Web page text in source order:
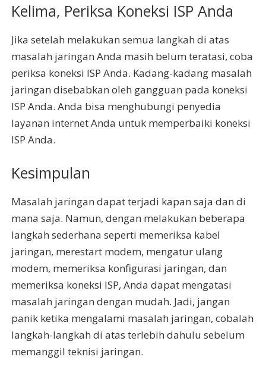
Kelima, Periksa Koneksi ISP Anda
Jika setelah melakukan semua langkah di atas
masalah jaringan Anda masih belum teratasi, coba
periksa koneksi ISP Anda. Kadang-kadang masalah
jaringan disebabkan oleh gangguan pada koneksi
ISP Anda. Anda bisa menghubungi penyedia
layanan internet Anda untuk memperbaiki koneksi
ISP Anda.
Kesimpulan
Masalah jaringan dapat terjadi kapan saja dan di
mana saja. Namun, dengan melakukan beberapa
langkah sederhana seperti memeriksa kabel
jaringan, merestart modem, mengatur ulang
modem, memeriksa konfigurasi jaringan, dan
memeriksa koneksi ISP, Anda dapat mengatasi
masalah jaringan dengan mudah. Jadi, jangan
panik ketika mengalami masalah jaringan, cobalah
langkah-langkah di atas terlebih dahulu sebelum
memanggil teknisi jaringan.